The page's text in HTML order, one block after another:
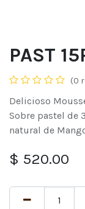
PAST
(0
Delicioso
Sobre pastel de
natural de
$ 520.00